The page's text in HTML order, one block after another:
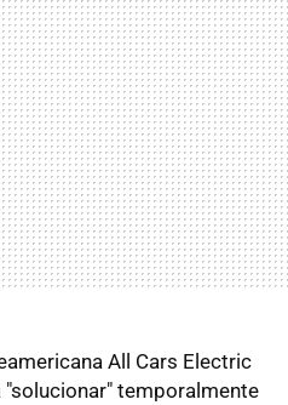
All Cars Electric
temporalmente